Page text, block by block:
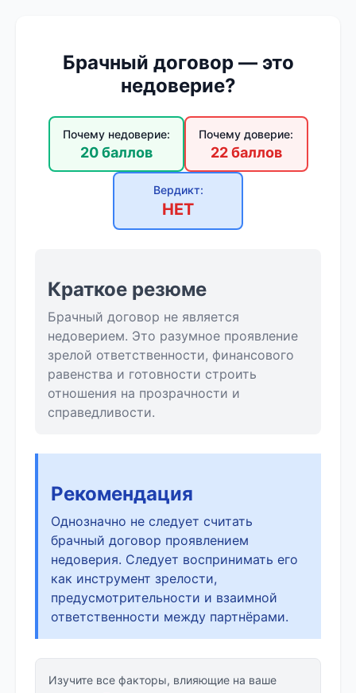
Брачный договор — это
недоверие?
Почему недоверие:
20 баллов
Почему доверие:
22 баллов
Вердикт:
НЕТ
Краткое резюме
Брачный договор не является
недоверием. Это разумное проявление
зрелой ответственности, финансового
равенства и готовности строить
отношения на прозрачности и
справедливости.
Рекомендация
Однозначно не следует считать
брачный договор проявлением
недоверия. Следует воспринимать его
как инструмент зрелости,
предусмотрительности и взаимной
ответственности между партнёрами.
Изучите все факторы, влияющие на ваше